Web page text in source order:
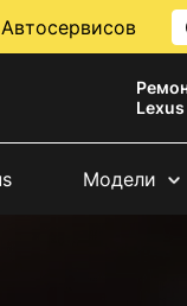
Автосервисов
Модели